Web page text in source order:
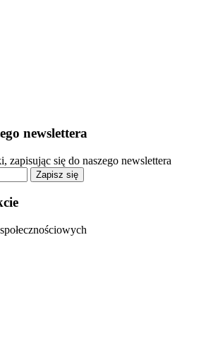
newslettera
zapisując się do naszego newslettera
Zapisz się